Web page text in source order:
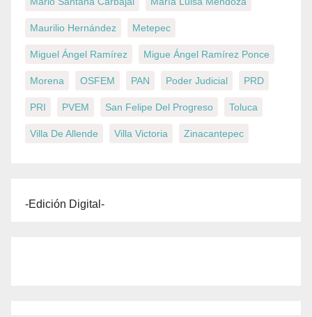
Maurilio Hernández Metepec
Miguel Ángel Ramírez Migue Ángel Ramírez Ponce
Morena OSFEM PAN Poder Judicial PRD
PRI PVEM San Felipe Del Progreso Toluca
Villa De Allende Villa Victoria Zinacantepec
-Edición Digital-